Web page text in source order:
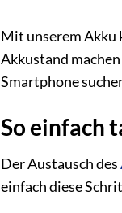
Mit unserem Akku
Akkustand
Smartphone
So einfach
Der Austausch des
einfach diese